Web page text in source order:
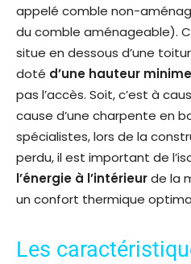
appelé comble non-
du comble aménageable).
situe en dessous d’une
doté d’une hauteur minime
pas l’accès. Soit, c’est à
cause d’une charpente en
spécialistes, lors de la
perdu, il est important de
l’énergie à l’intérieurde la
un confort thermique
Les